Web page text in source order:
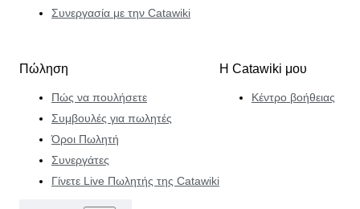
Συνεργασία με την Catawiki
Πώληση
Πώς να πουλήσετε
Συμβουλές για πωλητές
Όροι Πωλητή
Συνεργάτες
Γίνετε Live Πωλητής της Catawiki
Η Catawiki μου
Κέντρο βοήθειας